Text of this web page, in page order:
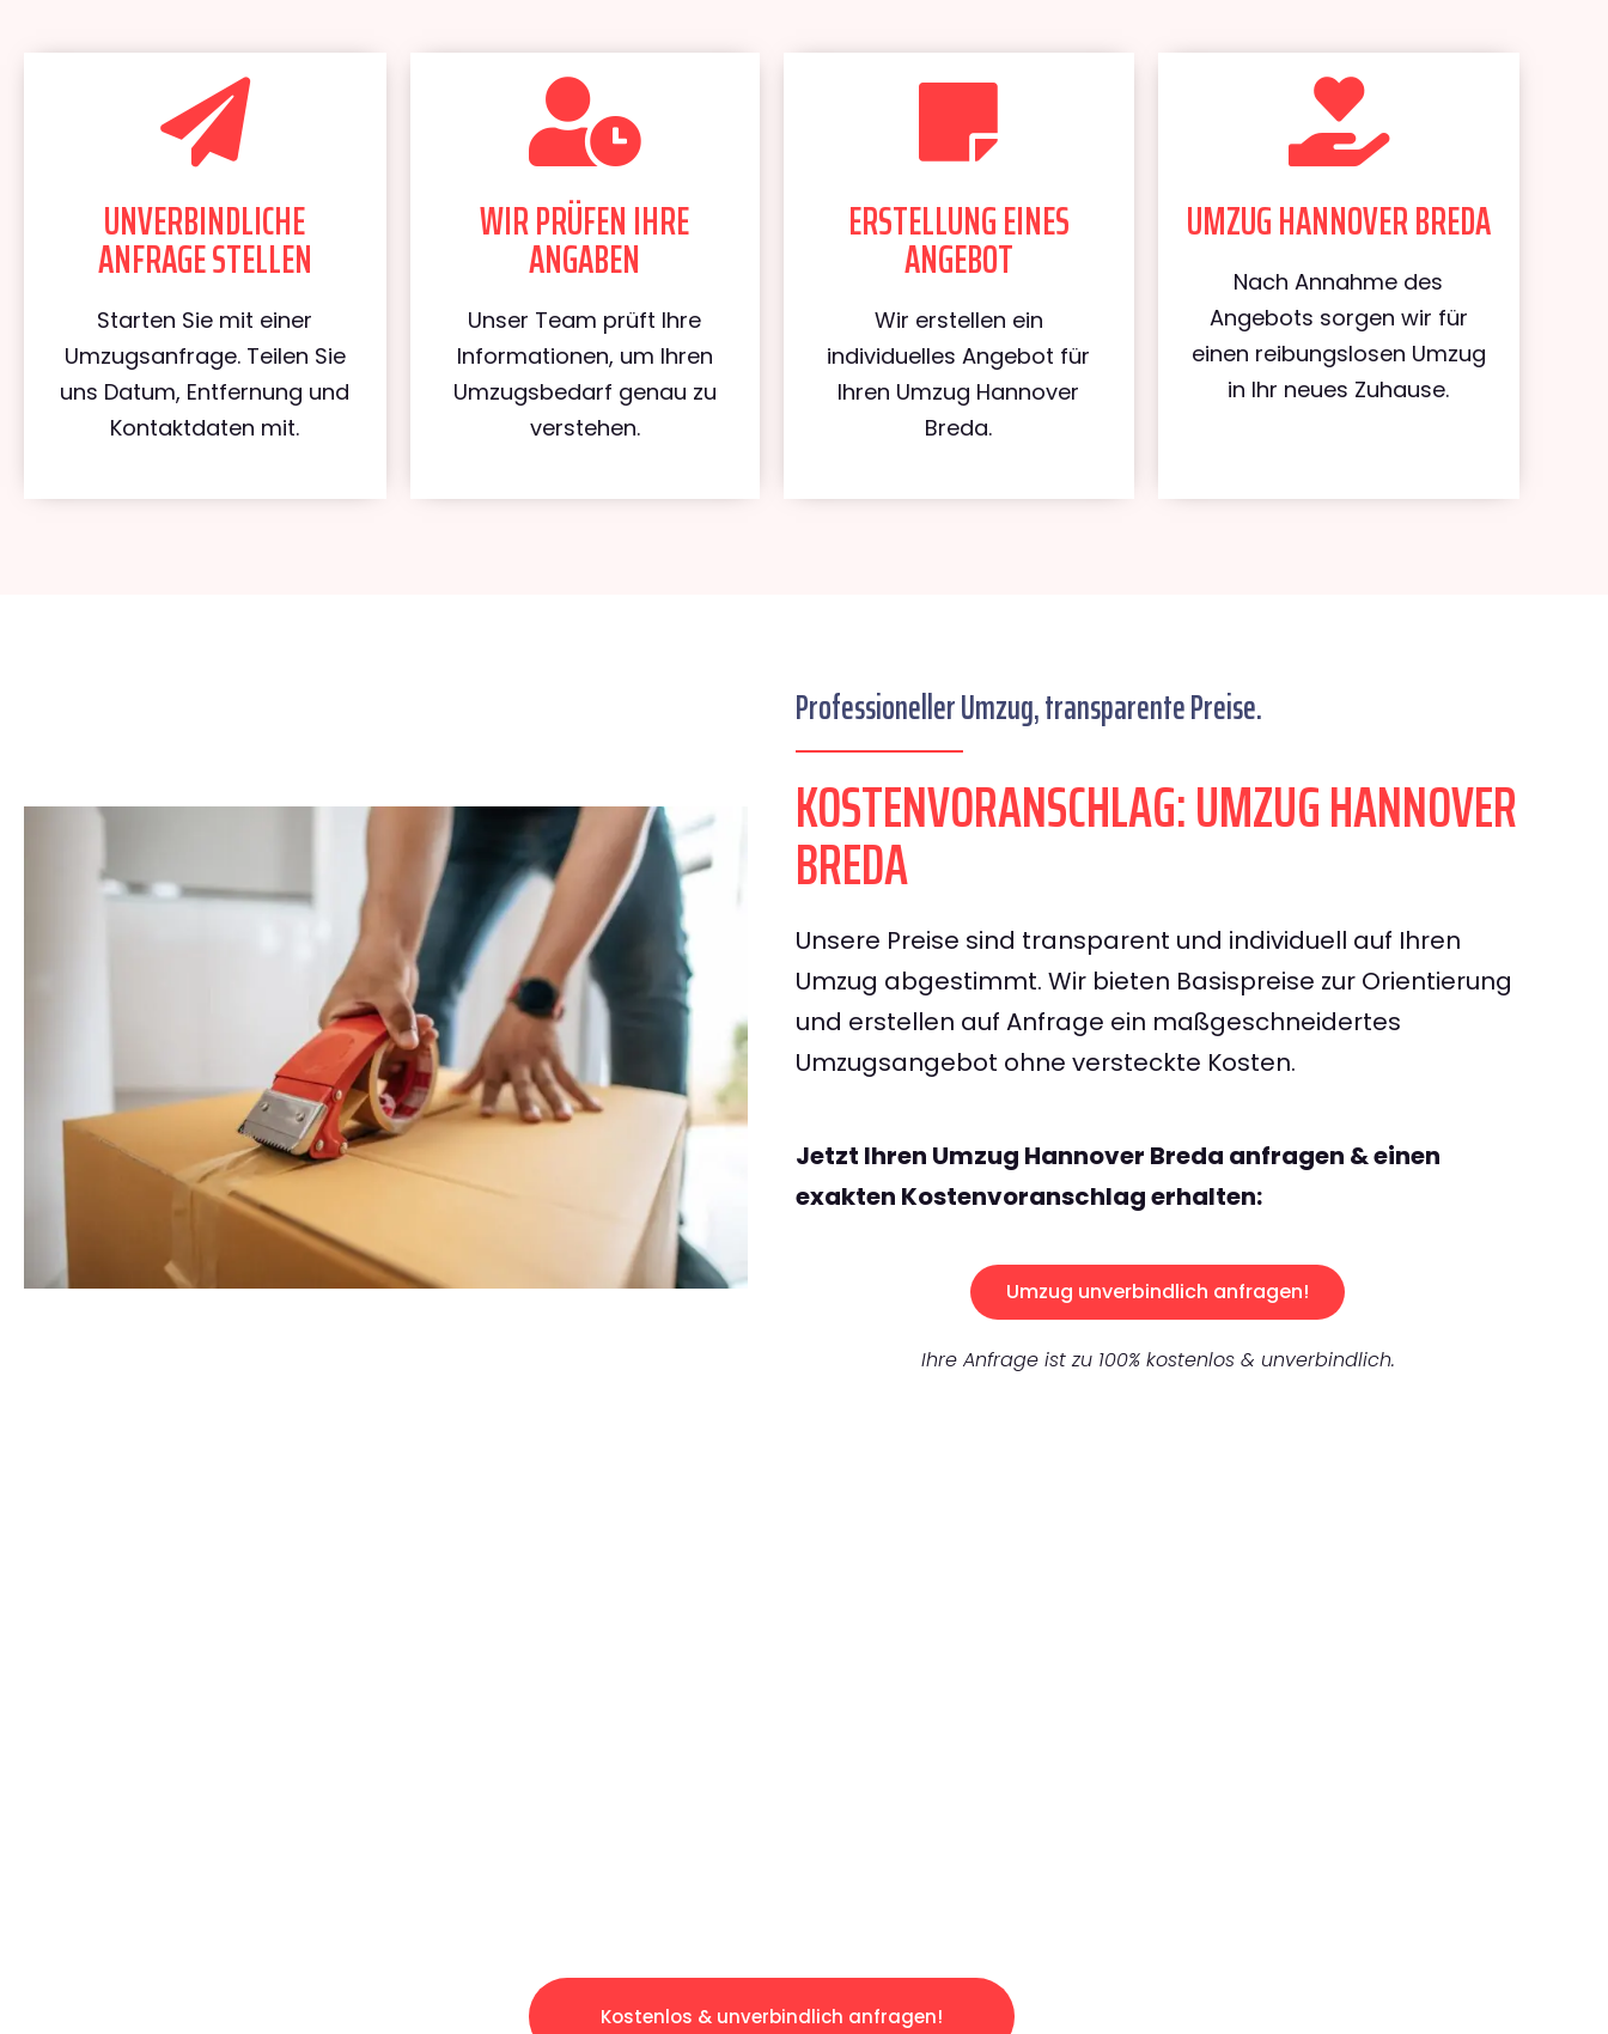
UNVERBINDLICHE
ANFRAGE STELLEN
Starten Sie mit einer
Umzugsanfrage. Teilen Sie
uns Datum, Entfernung und
Kontaktdaten mit.
WIR PRÜFEN IHRE
ANGABEN
Unser Team prüft Ihre
Informationen, um Ihren
Umzugsbedarf genau zu
verstehen.
ERSTELLUNG EINES
ANGEBOT
Wir erstellen ein
individuelles Angebot für
Ihren Umzug Hannover
Breda.
UMZUG HANNOVER BREDA
Nach Annahme des
Angebots sorgen wir für
einen reibungslosen Umzug
in Ihr neues Zuhause.
Professioneller Umzug, transparente Preise.
KOSTENVORANSCHLAG: UMZUG HANNOVER
BREDA
Unsere Preise sind transparent und individuell auf Ihren
Umzug abgestimmt. Wir bieten Basispreise zur Orientierung
und erstellen auf Anfrage ein maßgeschneidertes
Umzugsangebot ohne versteckte Kosten.
Jetzt Ihren Umzug Hannover Breda anfragen & einen
exakten Kostenvoranschlag erhalten:
Umzug unverbindlich anfragen!
Ihre Anfrage ist zu 100% kostenlos & unverbindlich.
Kostenlos & unverbindlich anfragen!